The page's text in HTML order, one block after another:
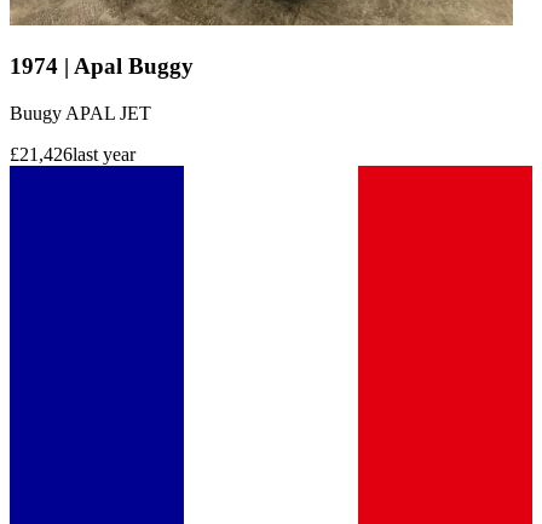
1974 | Apal Buggy
Buugy APAL JET
£21,426last year